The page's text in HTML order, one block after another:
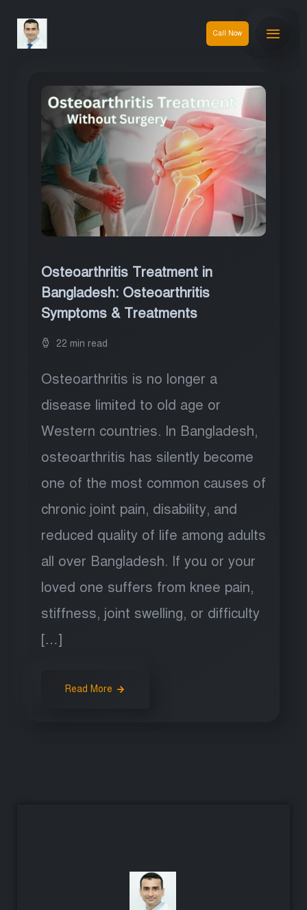
Call Now
Osteoarthritis Treatment in
Bangladesh: Osteoarthritis
Symptoms & Treatments
22 min read
Osteoarthritis is no longer a
disease limited to old age or
Western countries. In Bangladesh,
osteoarthritis has silently become
one of the most common causes of
chronic joint pain, disability, and
reduced quality of life among adults
all over Bangladesh. If you or your
loved one suffers from knee pain,
stiffness, joint swelling, or difficulty
[…]
Read More